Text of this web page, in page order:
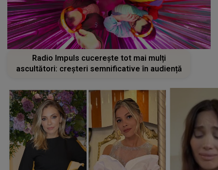
Radio Impuls cucerește tot mai mulți
ascultători: creșteri semnificative în audiență